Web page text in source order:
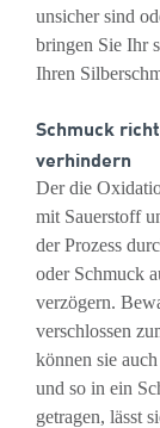
unsicher sind
bringen Sie Ihr
Ihren
Schmuck
verhindern
Der die
mit Sauerstoff
der Prozess
oder Schmuck
verzögern.
verschlossen
können sie
und so in ein
getragen, lässt